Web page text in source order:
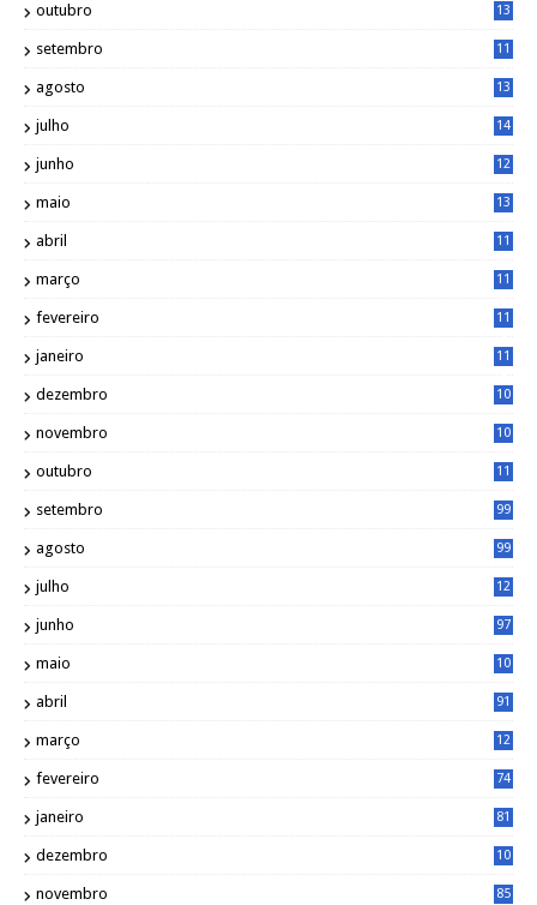
outubro
13
setembro
11
agosto
13
julho
14
junho
12
maio
13
abril
11
março
11
fevereiro
11
janeiro
11
dezembro
10
novembro
10
outubro
11
setembro 99
agosto 99
julho
12
junho 97
maio
10
abril 91
março
12
fevereiro 74
janeiro 81
dezembro
10
novembro 85